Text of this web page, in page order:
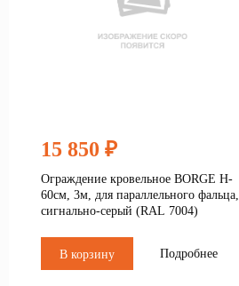
15 850 ₽
Ограждение кровельное BORGE H-
60см, 3м, для параллельного фальца,
сигнально-серый (RAL 7004)
В корзину Подробнее